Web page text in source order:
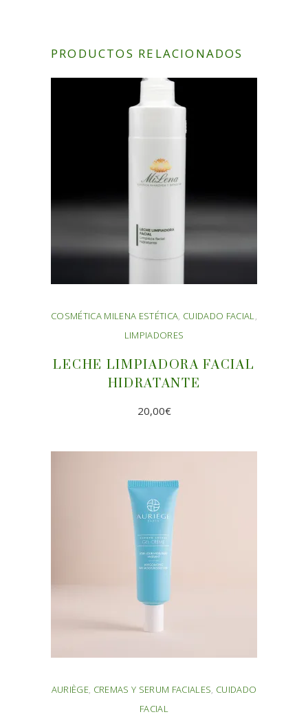
PRODUCTOS RELACIONADOS
COSMÉTICA MILENA ESTÉTICA, CUIDADO FACIAL,
LIMPIADORES
LECHE LIMPIADORA FACIAL
HIDRATANTE
20,00€
AURIÈGE, CREMAS Y SERUM FACIALES, CUIDADO
FACIAL